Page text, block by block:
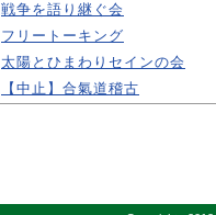
戦争を語り継ぐ会
フリートーキング
太陽とひまわりセインの会
【中止】合氣道稽古